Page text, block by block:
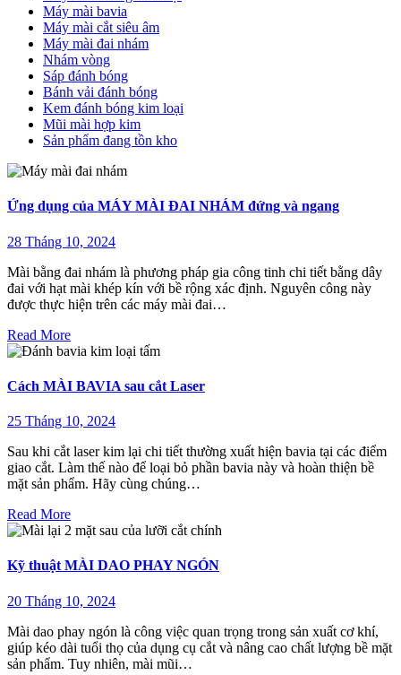
Máy mài bavia
Máy mài cắt siêu âm
Máy mài đai nhám
Nhám vòng
Sáp đánh bóng
Bánh vải đánh bóng
Kem đánh bóng kim loại
Mũi mài hợp kim
Sản phẩm đang tồn kho
Ứng dụng của MÁY MÀI ĐAI NHÁM đứng và ngang
28 Tháng 10, 2024
Mài bằng đai nhám là phương pháp gia công tinh chi tiết bằng dây
đai với hạt mài khép kín với bề rộng xác định. Nguyên công này
được thực hiện trên các máy mài đai…
Read More
Cách MÀI BAVIA sau cắt Laser
25 Tháng 10, 2024
Sau khi cắt laser kim lại chi tiết thường xuất hiện bavia tại các điểm
giao cắt. Làm thế nào để loại bỏ phần bavia này và hoàn thiện bề
mặt sản phẩm. Hãy cùng chúng…
Read More
Kỹ thuật MÀI DAO PHAY NGÓN
20 Tháng 10, 2024
Mài dao phay ngón là công việc quan trọng trong sản xuất cơ khí,
giúp kéo dài tuổi thọ của dụng cụ cắt và nâng cao chất lượng bề mặt
sản phẩm. Tuy nhiên, mài mũi…